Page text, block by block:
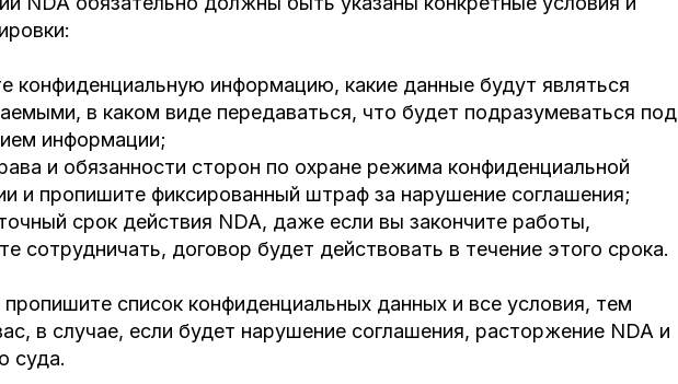
конфиденциальную информацию, какие данные будут являться
в каком виде передаваться, что будет подразумеваться под
информации;
и обязанности сторон по охране режима конфиденциальной
и пропишите фиксированный штраф за нарушение соглашения;
срок действия NDA, даже если вы закончите работы,
сотрудничать, договор будет действовать в течение этого срока.
список конфиденциальных данных и все условия, тем
в случае, если будет нарушение соглашения, расторжение NDA и
суда.